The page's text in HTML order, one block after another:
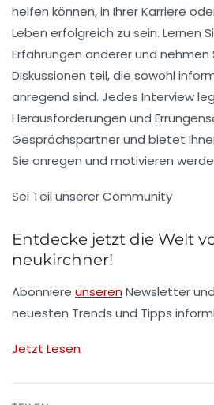
helfen können, in Ihrer Karriere
Leben erfolgreich zu sein. Lernen
Erfahrungen anderer und nehmen
Diskussionen teil, die sowohl
anregend sind. Jedes Interview
Herausforderungen und
Gesprächspartner und bietet
Sie anregen und motivieren
Sei Teil unserer Community
Entdecke jetzt die Welt
neukirchner!
Abonniere unserenNewsletter
neuesten Trends und Tipps
Jetzt Lesen